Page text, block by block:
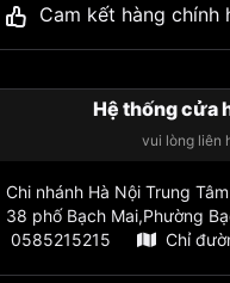
Cam kết hàng chính
Hệ thống cửa
vui lòng liên
Chi nhánh Hà Nội Trung
38 phố Bạch Mai,Phường
0585215215
Chỉ